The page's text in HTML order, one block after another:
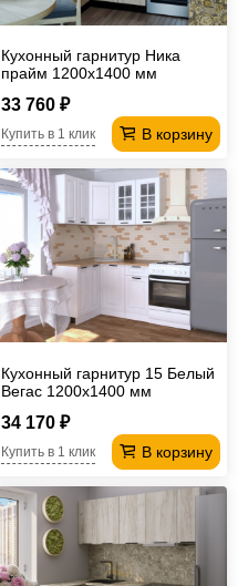
Кухонный гарнитур Ника
прайм 1200х1400 мм
33 760 ₽
В корзину
Купить в 1 клик
Кухонный гарнитур 15 Белый
Вегас 1200х1400 мм
34 170 ₽
В корзину
Купить в 1 клик